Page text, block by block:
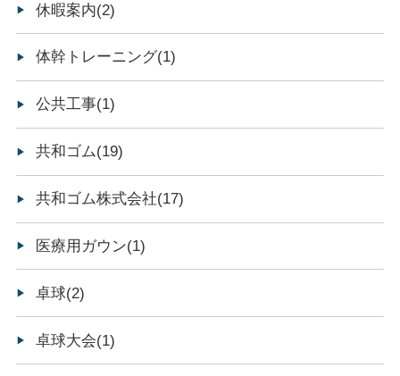
休暇案内(2)
体幹トレーニング(1)
公共工事(1)
共和ゴム(19)
共和ゴム株式会社(17)
医療用ガウン(1)
卓球(2)
卓球大会(1)